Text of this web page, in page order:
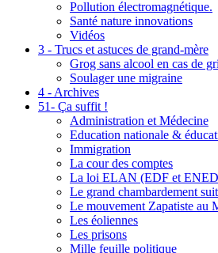
Pollution électromagnétique.
Santé nature innovations
Vidéos
3 - Trucs et astuces de grand-mère
Grog sans alcool en cas de
Soulager une migraine
4 - Archives
51- Ça suffit !
Administration et Médecine
Education nationale &
Immigration
La cour des comptes
La loi ELAN (EDF et
Le grand chambardement
Le mouvement Zapatiste au
Les éoliennes
Les prisons
Mille feuille politique